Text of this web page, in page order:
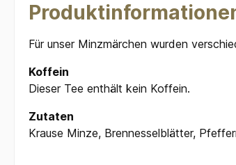
Für unser Minzmärchen wurden
Koffein
Dieser Tee enthält kein Koffein.
Zutaten
Krause Minze, Brennesselblätter,